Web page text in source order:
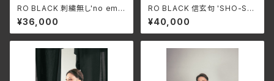
RO BLACK 刺繍無し'no emb
roidery'(hooded or rib)sin
gle short blouson(ragran s
leeve)
¥36,000
RO BLACK 信玄句 'SHO-SHI
NGEN' single short blouso
n(ragran sleeve)
¥40,000